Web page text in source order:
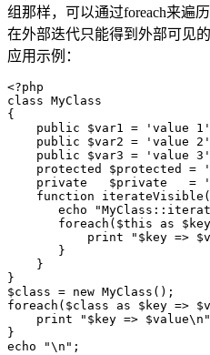
组那样，可以通过foreach来遍
在外部迭代只能得到外部可见的
应用示例：
<?php
class MyClass
{
public $var1 = 'value
public $var2 = 'value
public $var3 = 'value
protected $protected =
private   $private   =
function
echo
foreach($this as
print "$key =>
       }
    }
}
$class = new MyClass();
foreach($class as $key =>
print "$key =>
}
echo "\n";